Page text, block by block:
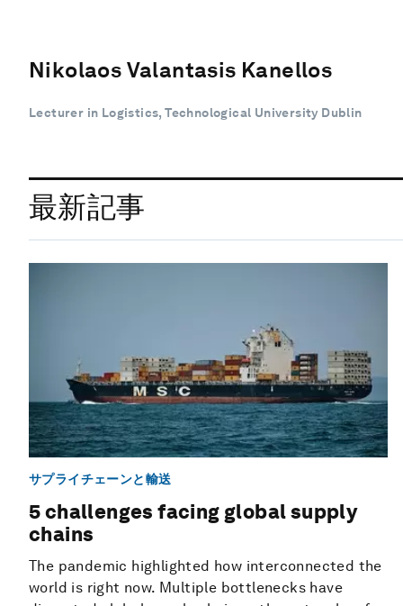
Nikolaos Valantasis Kanellos
Lecturer in Logistics, Technological University Dublin
最新記事
サプライチェーンと輸送
5 challenges facing global supply
chains
The pandemic highlighted how interconnected the
world is right now. Multiple bottlenecks have